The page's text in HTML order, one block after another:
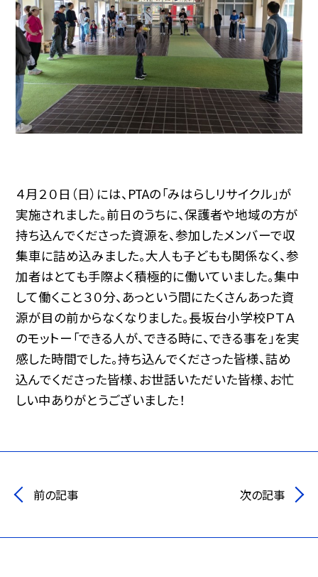
４月２０日（日）には、PTAの「みはらしリサイクル」が
実施されました。前日のうちに、保護者や地域の方が
持ち込んでくださった資源を、参加したメンバーで収
集車に詰め込みました。大人も子どもも関係なく、参
加者はとても手際よく積極的に働いていました。集中
して働くこと３０分、あっという間にたくさんあった資
源が目の前からなくなりました。長坂台小学校ＰＴＡ
のモットー「できる人が、できる時に、できる事を」を実
感した時間でした。持ち込んでくださった皆様、詰め
込んでくださった皆様、お世話いただいた皆様、お忙
しい中ありがとうございました！
前の記事 次の記事